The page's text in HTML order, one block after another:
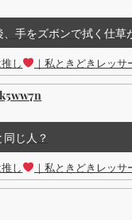
手をズボンで拭く仕草
し ｜私ときどきレッ
じ人？
し ｜私ときどきレッ